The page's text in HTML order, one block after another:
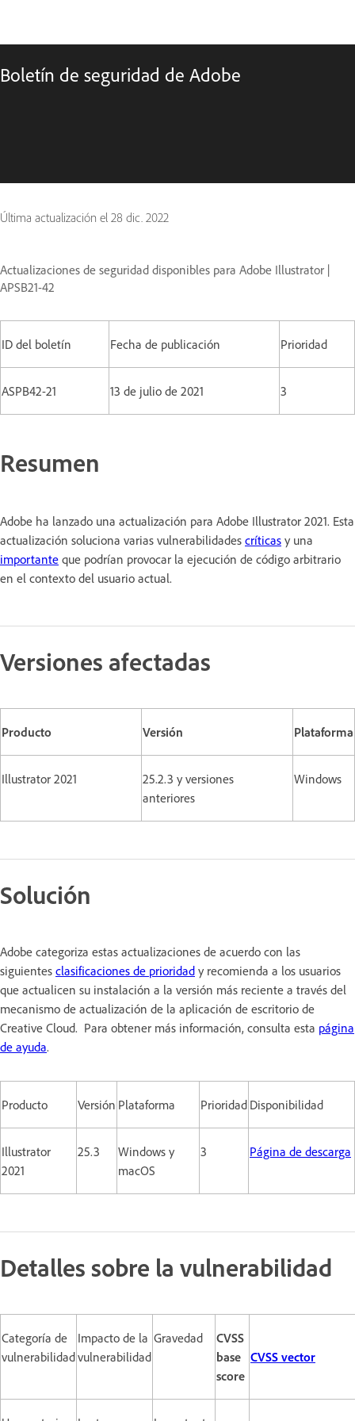
Boletín de seguridad de Adobe
Última actualización el 28 dic. 2022
Actualizaciones de seguridad disponibles para Adobe Illustrator |
APSB21-42
ID del boletín Fecha de publicación Prioridad
ASPB42-21 13 de julio de 2021 3
Resumen
Adobe ha lanzado una actualización para Adobe Illustrator 2021. Esta
actualización soluciona varias vulnerabilidades críticas y una
importante que podrían provocar la ejecución de código arbitrario
en el contexto del usuario actual.
Versiones afectadas
Producto Versión Plataforma
Illustrator 2021
25.2.3 y versiones
anteriores
Windows
Solución
Adobe categoriza estas actualizaciones de acuerdo con las
siguientes clasificaciones de prioridad y recomienda a los usuarios
que actualicen su instalación a la versión más reciente a través del
mecanismo de actualización de la aplicación de escritorio de
Creative Cloud. Para obtener más información, consulta esta página
de ayuda.
Producto Versión Plataforma Prioridad Disponibilidad
Illustrator
2021
25.3
Windows y
macOS
3 Página de descarga
Detalles sobre la vulnerabilidad
Categoría de
vulnerabilidad
Impacto de la
vulnerabilidad
Gravedad
CVSS
base
score
CVSS vector